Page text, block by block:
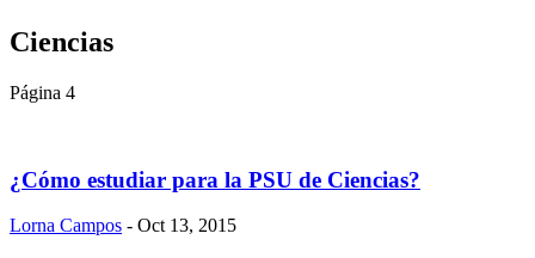
Ciencias
Página 4
¿Cómo estudiar para la PSU de Ciencias?
Lorna Campos - Oct 13, 2015